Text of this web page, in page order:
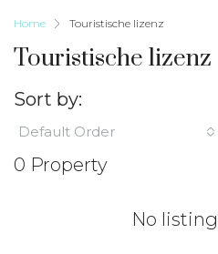
Home Touristische lizenz
Touristische lizenz
0 Property
Sort by:
Default Order
No